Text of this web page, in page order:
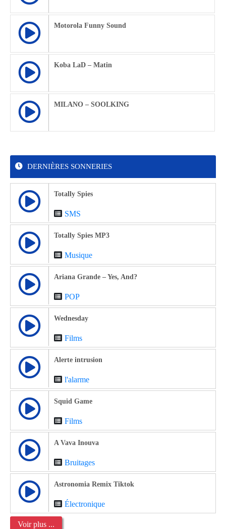
Motorola Funny Sound
Koba LaD – Matin
MILANO – SOOLKING
DERNIÈRES SONNERIES
Totally Spies
SMS
Totally Spies MP3
Musique
Ariana Grande – Yes, And?
POP
Wednesday
Films
Alerte intrusion
l'alarme
Squid Game
Films
A Vava Inouva
Bruitages
Astronomia Remix Tiktok
Électronique
Voir plus ...